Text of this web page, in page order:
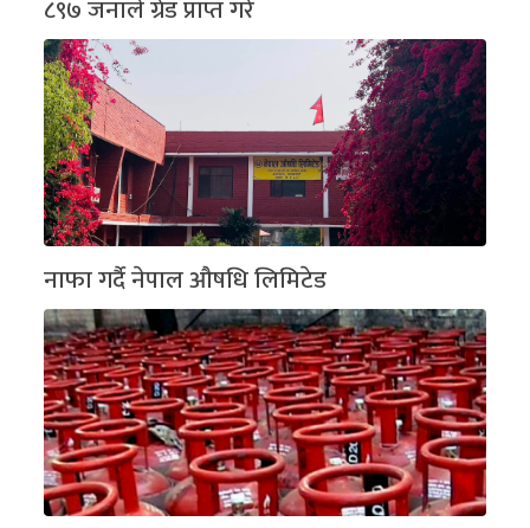
८९७ जनाले ग्रेड प्राप्त गरे
नाफा गर्दै नेपाल औषधि लिमिटेड